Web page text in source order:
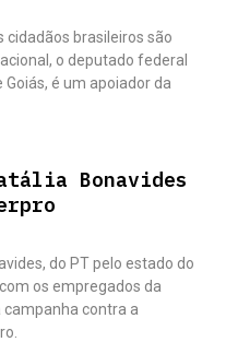
cidadãos brasileiros são
o deputado federal
Goiás, é um apoiador da
Bonavides
do PT pelo estado do
os empregados da
campanha contra a